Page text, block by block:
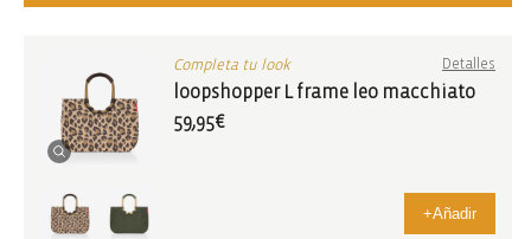
Completa tu look Detalles
loopshopper L frame leo macchiato
59,95€
+Añadir